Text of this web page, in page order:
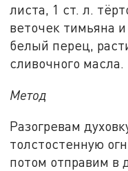
листа, 1 ст. л.
веточек тимьяна
белый перец,
сливочного масла.
Метод
Разогревам
толстостенную
потом отправим в